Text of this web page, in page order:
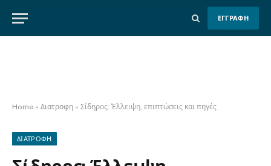
ΕΓΓΡΑΦΗ
Home » Διατροφη » Σίδηρος: Έλλειψη, επιπτώσεις και πηγές
ΔΙΑΤΡΟΦΗ